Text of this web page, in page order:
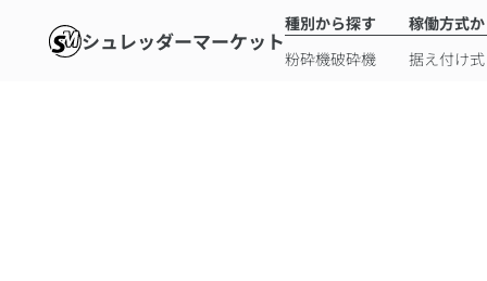
シュレッダーマーケット
種別から探す
粉砕機破砕機
稼働方式
据え付け式